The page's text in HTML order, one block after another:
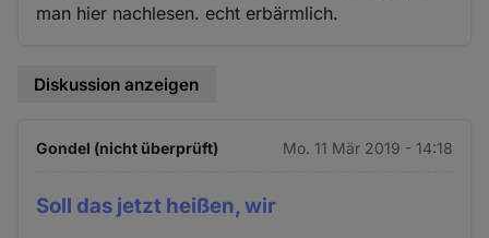
man hier nachlesen. echt erbärmlich.
Diskussion anzeigen
Gondel (nicht überprüft) Mo. 11 Mär 2019 - 14:18
Soll das jetzt heißen, wir